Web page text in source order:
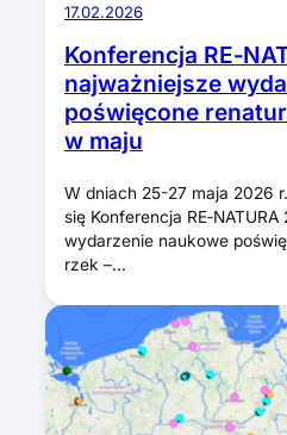
17.02.2026
Konferencja
najważniejsze
poświęcone
w maju
W dniach 25-27 maja 2026
się Konferencja
wydarzenie naukowe
rzek –…